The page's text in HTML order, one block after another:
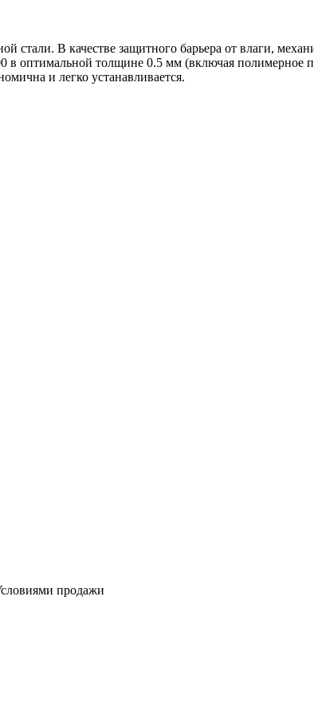
стали. В качестве защитного барьера от влаги,
в оптимальной толщине 0.5 мм (включая полимерное
и легко устанавливается.
продажи